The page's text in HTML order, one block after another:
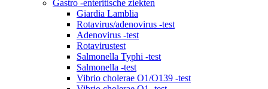
Gastro -enteritische ziekten
Giardia Lamblia
Rotavirus/adenovirus -test
Adenovirus -test
Rotavirustest
Salmonella Typhi -test
Salmonella -test
Vibrio cholerae O1/O139 -test